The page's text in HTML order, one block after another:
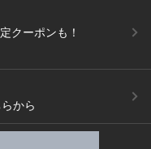
クーポンも！
から